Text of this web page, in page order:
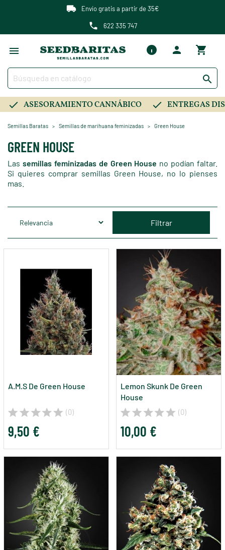
Envío gratis a partir de 35€
622 335 747

ASESORAMIENTO CANNÁBICO ENTREGAS
Semillas Baratas Semillas de marihuana feminizadas Green House
GREEN HOUSE
Las semillas feminizadas de Green House no podían faltar.
Si quieres comprar semillas Green House, no lo pienses
mas.
Filtrar
A.M.S De Green House
(0)
9,50 €
Lemon Skunk De Green
House
(0)
10,00 €